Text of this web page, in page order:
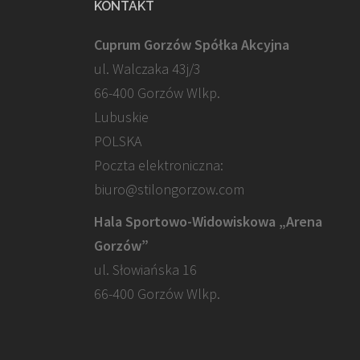
KONTAKT
Cuprum Gorzów Spółka Akcyjna
ul. Walczaka 43j/3
66-400 Gorzów Wlkp.
Lubuskie
POLSKA
Poczta elektroniczna:
biuro@stilongorzow.com
Hala Sportowo-Widowiskowa „Arena
Gorzów”
ul. Słowiańska 16
66-400 Gorzów Wlkp.